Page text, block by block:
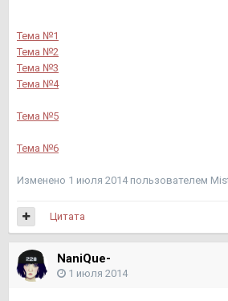
Тема №1
Тема №2
Тема №3
Тема №4
Тема №5
Тема №6
Изменено 1 июля 2014пользователем
Цитата
NaniQue-
1 июля 2014